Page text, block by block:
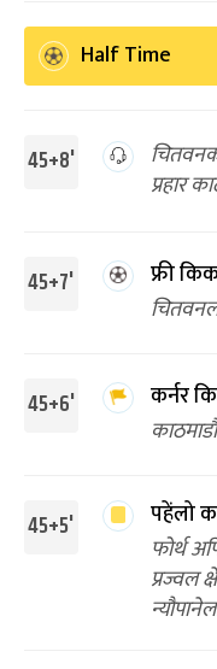
Half Time
45+8'
प्रहार
45+7'
फ्री
45+6'
कर्नर
45+5'
पहेंलो
फोर्थ
प्रज्वल